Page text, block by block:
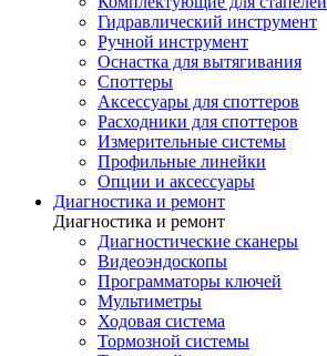
Гидравлический инструмент
Ручной инструмент
Оснастка для вытягивания
Споттеры
Аксессуары для споттеров
Расходники для споттеров
Измерительные системы
Профильные линейки
Опции и аксессуары
Диагностика и ремонт
Диагностика и ремонт
Диагностические сканеры
Видеоэндоскопы
Программаторы ключей
Мультиметры
Ходовая система
Тормозной системы